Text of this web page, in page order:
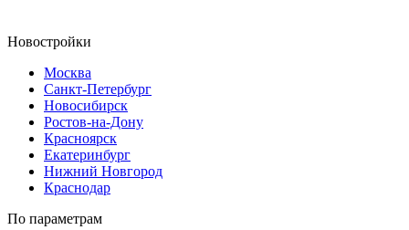
Новостройки
Москва
Санкт-Петербург
Новосибирск
Ростов-на-Дону
Красноярск
Екатеринбург
Нижний Новгород
Краснодар
По параметрам